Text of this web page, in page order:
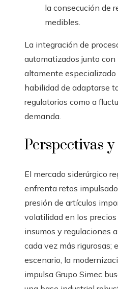
la consecución de
medibles.
La integración de
automatizados junto con
altamente especializado
habilidad de adaptarse
regulatorios como a
demanda.
Perspectivas y
El mercado siderúrgico
enfrenta retos
presión de artículos
volatilidad en los precios
insumos y regulaciones
cada vez más rigurosas;
escenario, la
impulsa Grupo Simec